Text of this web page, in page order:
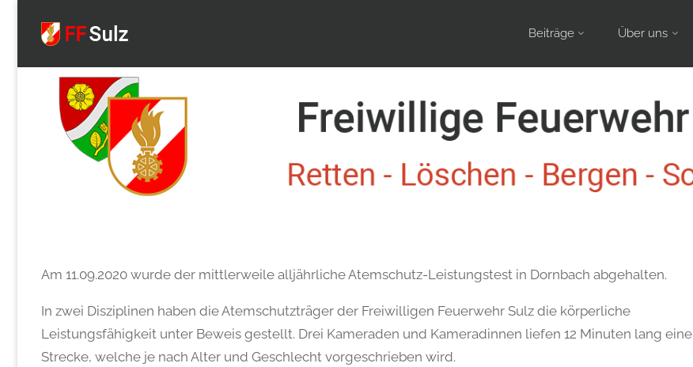
Beiträge Über uns
Am 11.09.2020 wurde der mittlerweile alljährliche Atemschutz-Leistungstest in Dornbach abgehalten.
In zwei Disziplinen haben die Atemschutzträger der Freiwilligen Feuerwehr Sulz die körperliche
Leistungsfähigkeit unter Beweis gestellt. Drei Kameraden und Kameradinnen liefen 12 Minuten lang eine
Strecke, welche je nach Alter und Geschlecht vorgeschrieben wird.